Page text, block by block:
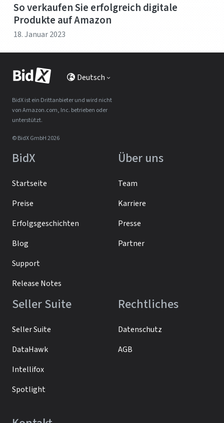
So verkaufen Sie erfolgreich digitale
Produkte auf Amazon
18. Januar 2023
Deutsch
BidX ist ein Drittanbieter und wird nicht
von Amazon.com, Inc. betrieben oder
unterstützt.
© BidX GmbH 2026
BidX
Startseite
Preise
Erfolgsgeschichten
Blog
Support
Release Notes
Über uns
Team
Karriere
Presse
Partner
Seller Suite
Seller Suite
DataHawk
Intellifox
Spotlight
Rechtliches
Datenschutz
AGB